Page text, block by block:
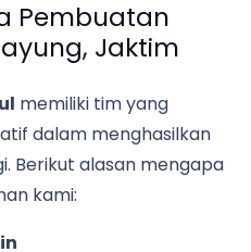
Pembuatan
Jaktim
memiliki tim yang
dalam menghasilkan
Berikut alasan mengapa
kami: